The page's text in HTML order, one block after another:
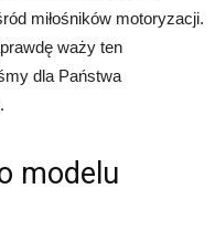
miłośników motoryzacji.
waży ten
dla Państwa
modelu